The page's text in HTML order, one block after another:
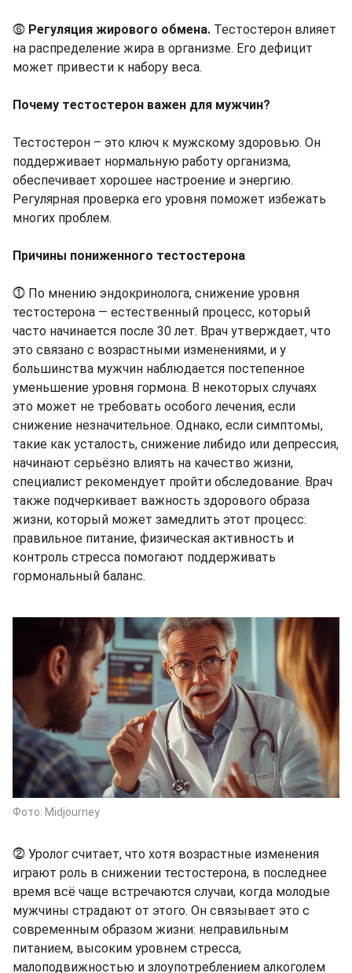
⓺ Регуляция жирового обмена. Тестостерон влияет
на распределение жира в организме. Его дефицит
может привести к набору веса.
Почему тестостерон важен для мужчин?
Тестостерон – это ключ к мужскому здоровью. Он
поддерживает нормальную работу организма,
обеспечивает хорошее настроение и энергию.
Регулярная проверка его уровня поможет избежать
многих проблем.
Причины пониженного тестостерона
⓵ По мнению эндокринолога, снижение уровня
тестостерона — естественный процесс, который
часто начинается после 30 лет. Врач утверждает, что
это связано с возрастными изменениями, и у
большинства мужчин наблюдается постепенное
уменьшение уровня гормона. В некоторых случаях
это может не требовать особого лечения, если
снижение незначительное. Однако, если симптомы,
такие как усталость, снижение либидо или депрессия,
начинают серьёзно влиять на качество жизни,
специалист рекомендует пройти обследование. Врач
также подчеркивает важность здорового образа
жизни, который может замедлить этот процесс:
правильное питание, физическая активность и
контроль стресса помогают поддерживать
гормональный баланс.
Фото: Midjourney
⓶ Уролог считает, что хотя возрастные изменения
играют роль в снижении тестостерона, в последнее
время всё чаще встречаются случаи, когда молодые
мужчины страдают от этого. Он связывает это с
современным образом жизни: неправильным
питанием, высоким уровнем стресса,
малоподвижностью и злоупотреблением алкоголем